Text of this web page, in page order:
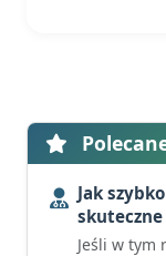
Jak
Jeśli w tym